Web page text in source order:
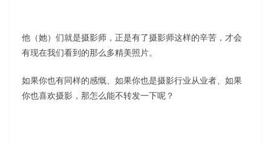
他（她）们就是摄影师，正是有了摄影师这样的辛苦，才会
有现在我们看到的那么多精美照片。
如果你也有同样的感慨、如果你也是摄影行业从业者、如果
你也喜欢摄影，那怎么能不转发一下呢？